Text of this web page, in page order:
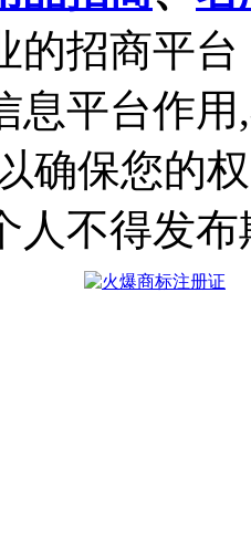
的招商平台
息平台作
确保您的
人不得发